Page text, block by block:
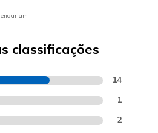
classificações
14
1
2